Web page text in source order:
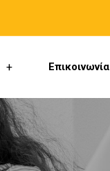
Επικοινωνία